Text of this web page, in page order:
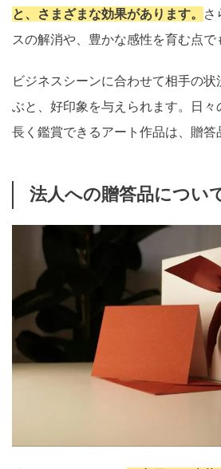
と、さまざまな効果があります。
さ
スの解消や、豊かな感性を育む点で
ビジネスシーンに合わせて相手の
ぶと、好印象を与えられます。日々
長く鑑賞できるアート作品は、贈答
法人への贈答品につい